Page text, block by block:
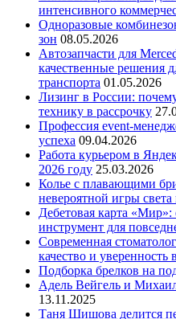
интенсивного
Одноразовые
зон 08.05.2026
Автозапчасти для
качественные решения
транспорта 01.05.2026
Лизинг в России:
технику в рассрочку
Профессия event-
успеха 09.04.2026
Работа курьером в
2026 году 25.03.2026
Колье с плавающими
невероятной игры
Дебетовая карта
инструмент для
Современная
качество и уверенность
Подборка брелков на
Адель Вейгель и
13.11.2025
Таня Шишова делится